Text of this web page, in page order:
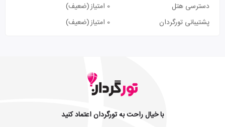
دسترسی هتل
0 امتیاز
(ضعیف)
پشتیبانی تورگردان
0 امتیاز (ضعیف)
با خیال راحت به تورگردان اعتماد کنید